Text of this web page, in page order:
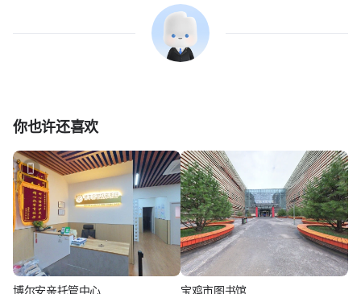
你也许还喜欢
博尔安亲托管中心 宝鸡市图书馆